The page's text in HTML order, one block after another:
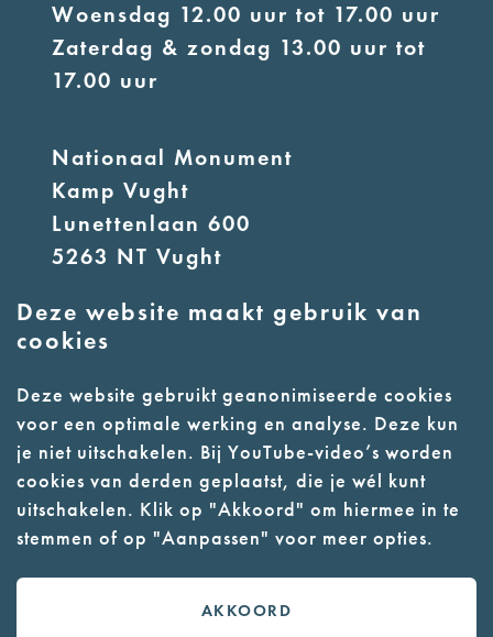
Deze website maakt gebruik van
cookies
Deze website gebruikt geanonimiseerde cookies
voor een optimale werking en analyse. Deze kun
je niet uitschakelen. Bij YouTube-video’s worden
cookies van derden geplaatst, die je wél kunt
uitschakelen. Klik op "Akkoord" om hiermee in te
stemmen of op "Aanpassen" voor meer opties.
AKKOORD
Woensdag 12.00 uur tot 17.00 uur
Zaterdag & zondag 13.00 uur tot
17.00 uur
Nationaal Monument
Kamp Vught
Lunettenlaan 600
5263 NT Vught
E:info@nmkampvught.nl
- Parkeer in de vakken of in de
parkeergarage (begane grond)
- Alleen geleidehonden
toegestaan